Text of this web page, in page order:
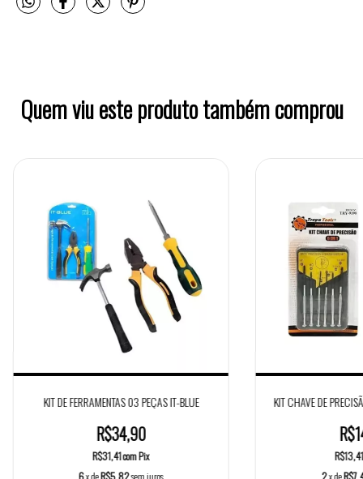
Quem viu este produto também comprou
KIT DE FERRAMENTAS 03 PEÇAS IT-BLUE
R$34,90
R$31,41comPix
KIT CHAVE DE